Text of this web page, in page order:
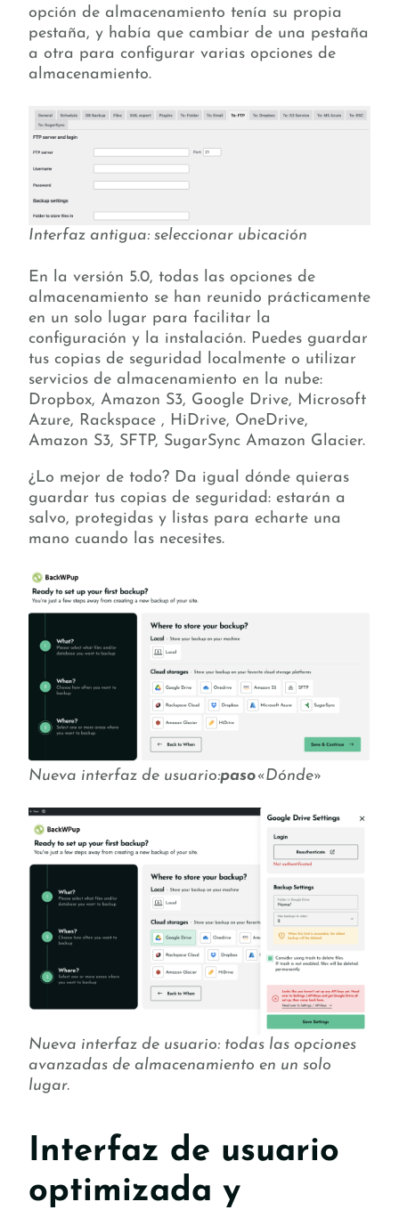
opción de almacenamiento tenía su propia
pestaña, y había que cambiar de una pestaña
a otra para configurar varias opciones de
almacenamiento.
Interfaz antigua: seleccionar ubicación
En la versión 5.0, todas las opciones de
almacenamiento se han reunido prácticamente
en un solo lugar para facilitar la
configuración y la instalación. Puedes guardar
tus copias de seguridad localmente o utilizar
servicios de almacenamiento en la nube:
Dropbox, Amazon S3, Google Drive, Microsoft
Azure, Rackspace , HiDrive, OneDrive,
Amazon S3, SFTP, SugarSync Amazon Glacier.
¿Lo mejor de todo? Da igual dónde quieras
guardar tus copias de seguridad: estarán a
salvo, protegidas y listas para echarte una
mano cuando las necesites.
Nueva interfaz de usuario:paso«Dónde»
Nueva interfaz de usuario: todas las opciones
avanzadas de almacenamiento en un solo
lugar.
Interfaz de usuario
optimizada y